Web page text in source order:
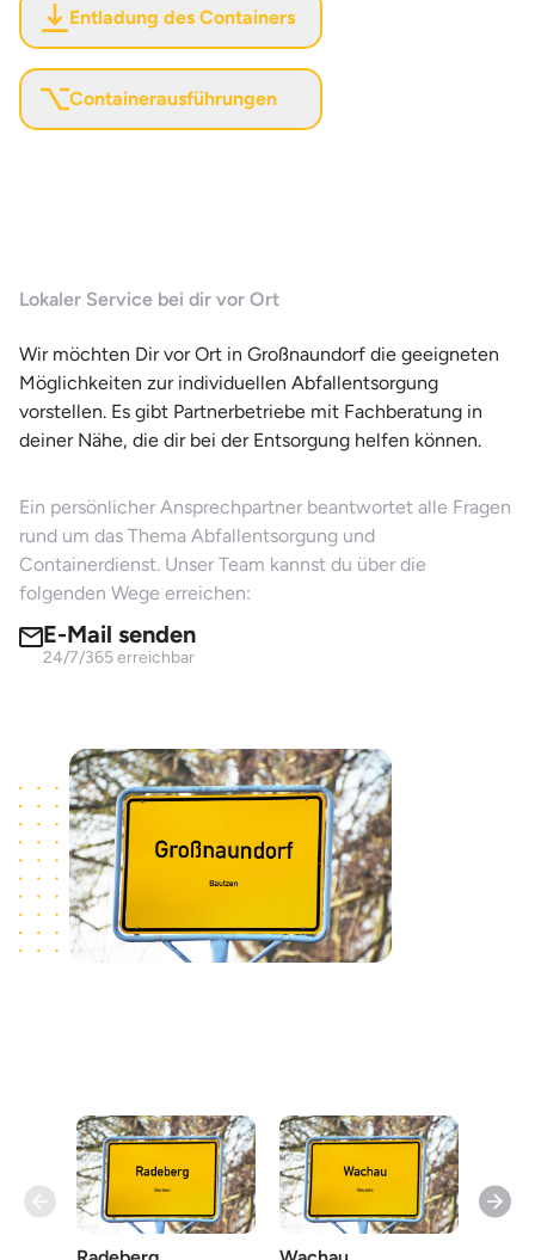
Entladung des Containers
Containerausführungen
Lokaler Service bei dir vor Ort
Wir möchten Dir vor Ort in Großnaundorf die geeigneten
Möglichkeiten zur individuellen Abfallentsorgung
vorstellen. Es gibt Partnerbetriebe mit Fachberatung in
deiner Nähe, die dir bei der Entsorgung helfen können.
Ein persönlicher Ansprechpartner beantwortet alle Fragen
rund um das Thema Abfallentsorgung und
Containerdienst. Unser Team kannst du über die
folgenden Wege erreichen:
E-Mail senden
24/7/365 erreichbar